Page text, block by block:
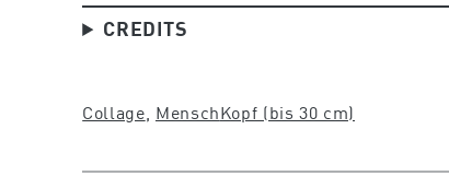
CREDITS
Collage MenschKopf (bis 30 cm)